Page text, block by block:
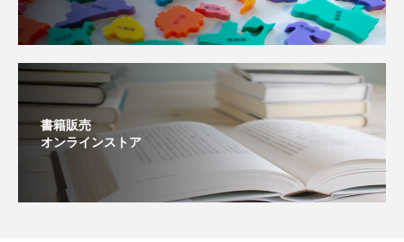
書籍販売
オンラインストア